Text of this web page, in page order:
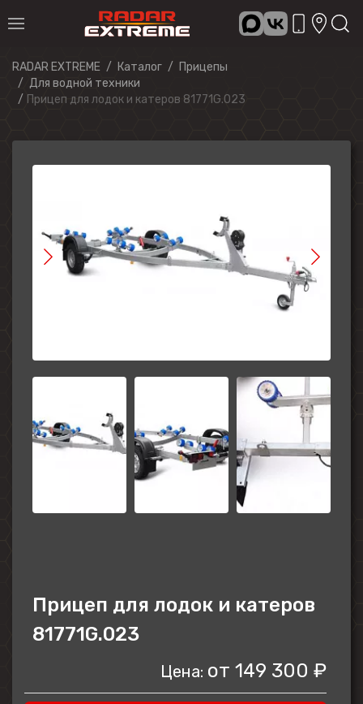
RADAR EXTREME Каталог
Прицепы
Для водной техники
Прицеп для лодок и катеров 81771G.023
Прицеп для лодок и катеров
81771G.023
Цена: от 149 300 ₽